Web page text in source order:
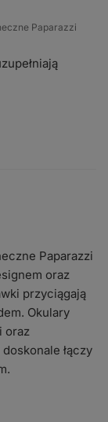
Paparazzi
Paparazzi
oraz
przyciągają
Okulary
oraz
łączy